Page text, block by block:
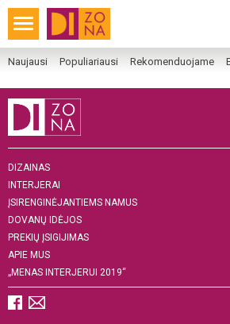
Naujausi Populiariausi Rekomenduojame
DIZAINAS
INTERJERAI
ĮSIRENGINĖJANTIEMS NAMUS
DOVANŲ IDĖJOS
PREKIŲ ĮSIGIJIMAS
APIE MUS
„MENAS INTERJERUI 2019“